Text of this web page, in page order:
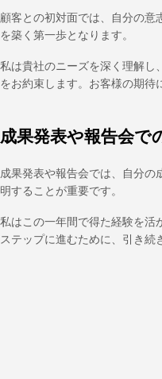
顧客との初対面では、自分の意
を築く第一歩となります。
私は貴社のニーズを深く理解し
をお約束します。お客様の期待
成果発表や報告会で
成果発表や報告会では、自分の
明することが重要です。
私はこの一年間で得た経験を活
ステップに進むために、引き続